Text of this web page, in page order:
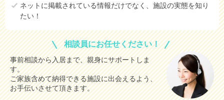
ネットに掲載されている情報だけでなく、施設の実態を知り
たい！
相談員にお任せください！
事前相談から入居まで、親身にサポートしま
す。
ご家族含めて納得できる施設に出会えるよう、
お手伝いさせて頂きます。